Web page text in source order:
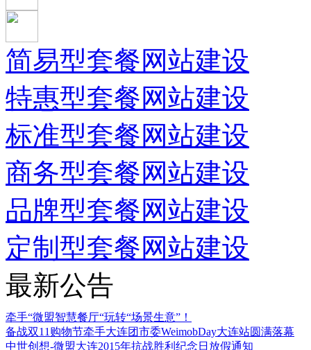
简易型套餐网站建设
特惠型套餐网站建设
标准型套餐网站建设
商务型套餐网站建设
品牌型套餐网站建设
定制型套餐网站建设
最新公告
牵手“微盟智慧餐厅“玩转“场景生意”！
备战双11购物节牵手大连团市委WeimobDay大连站圆满落幕
中世创想-微盟大连2015年抗战胜利纪念日放假通知